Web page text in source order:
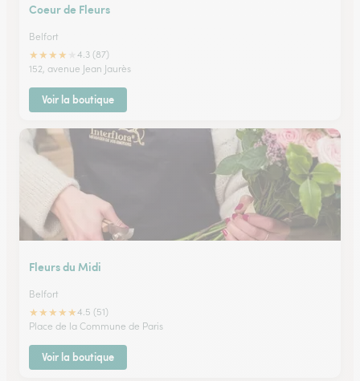
Coeur de Fleurs
Belfort
★★★★
4.3 (87)
152, avenue Jean Jaurès
Voir la boutique
Fleurs du Midi
Belfort
★★★★★4.5 (51)
Place de la Commune de Paris
Voir la boutique